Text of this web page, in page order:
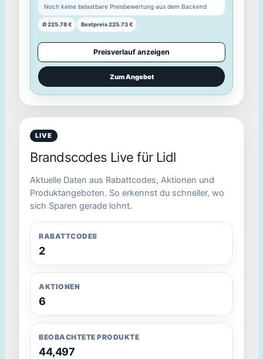
45
cm)""
Shoppreis
77.99 €
Noch keine belastbare Preisbewertung aus dem Backend
Zum Angebot
LIVE
Brandscodes Live für Lidl
Aktuelle Daten aus Rabattcodes, Aktionen und
Produktangeboten. So erkennst du schneller, wo
sich Sparen gerade lohnt.
RABATTCODES
2
AKTIONEN
6
BEOBACHTETE PRODUKTE
44,497